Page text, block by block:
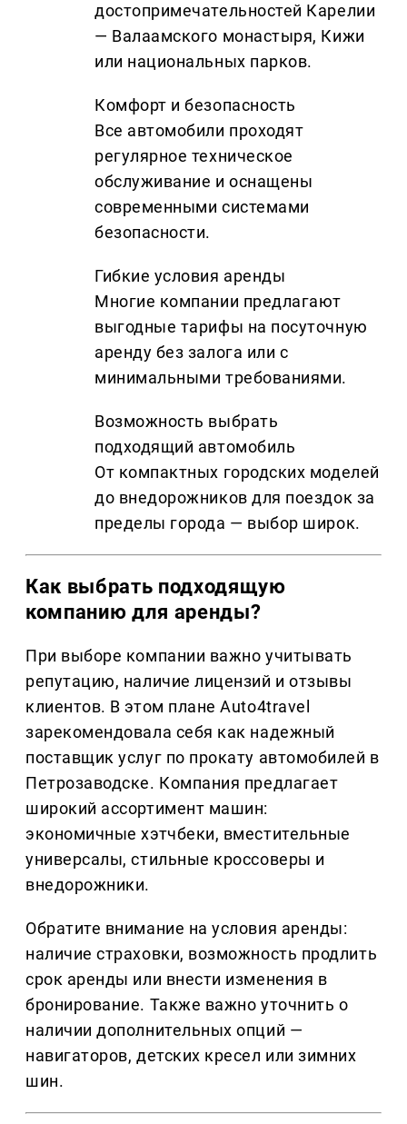
достопримечательностей Карелии
— Валаамского монастыря, Кижи
или национальных парков.
Комфорт и безопасность
Все автомобили проходят
регулярное техническое
обслуживание и оснащены
современными системами
безопасности.
Гибкие условия аренды
Многие компании предлагают
выгодные тарифы на посуточную
аренду без залога или с
минимальными требованиями.
Возможность выбрать
подходящий автомобиль
От компактных городских моделей
до внедорожников для поездок за
пределы города — выбор широк.
Как выбрать подходящую
компанию для аренды?
При выборе компании важно учитывать
репутацию, наличие лицензий и отзывы
клиентов. В этом плане Auto4travel
зарекомендовала себя как надежный
поставщик услуг по прокату автомобилей в
Петрозаводске. Компания предлагает
широкий ассортимент машин:
экономичные хэтчбеки, вместительные
универсалы, стильные кроссоверы и
внедорожники.
Обратите внимание на условия аренды:
наличие страховки, возможность продлить
срок аренды или внести изменения в
бронирование. Также важно уточнить о
наличии дополнительных опций —
навигаторов, детских кресел или зимних
шин.